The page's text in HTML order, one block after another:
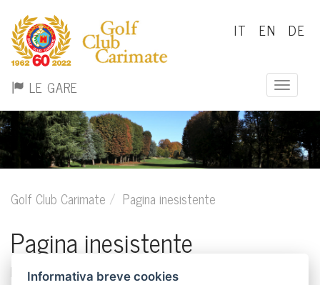
IT EN DE
LE GARE Toggle
Golf Club Carimate Pagina inesistente
Pagina inesistente
La pagina cercata non esiste.
Informativa breve cookies